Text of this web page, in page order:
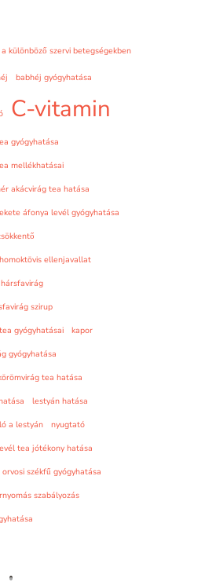
különböző szervi betegségekben
babhéj gyógyhatása
C-vitamin
gyógyhatása
mellékhatásai
akácvirág tea hatása
áfonya levél gyógyhatása
homoktövis ellenjavallat
hársfavirág
szirup
gyógyhatásai
kapor
gyógyhatása
tea hatása
lestyán hatása
a lestyán
nyugtató
tea jótékony hatása
orvosi székfű gyógyhatása
szabályozás